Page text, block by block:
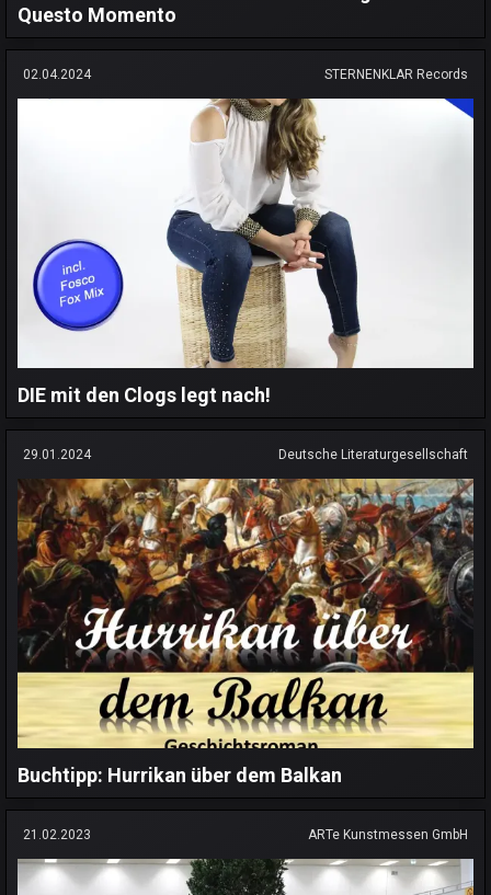
Questo Momento
02.04.2024 STERNENKLAR Records
DIE mit den Clogs legt nach!
29.01.2024 Deutsche Literaturgesellschaft
Buchtipp: Hurrikan über dem Balkan
21.02.2023 ARTe Kunstmessen GmbH